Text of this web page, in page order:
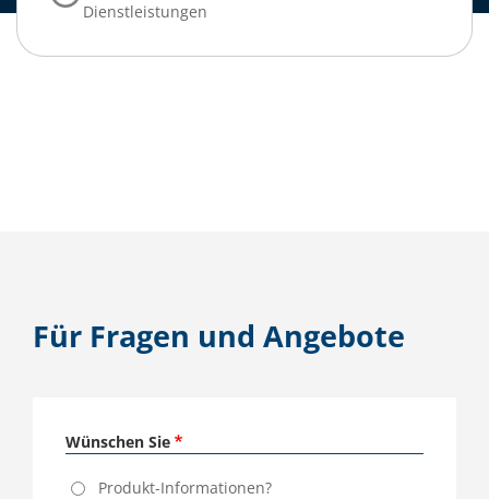
Dienstleistungen
Für Fragen und Angebote
Wünschen Sie
Produkt-Informationen?